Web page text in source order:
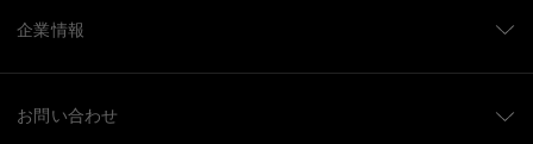
企業情報
お問い合わせ